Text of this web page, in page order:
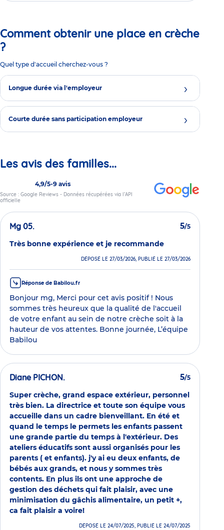
Comment obtenir une place en crèche
?
Quel type d'accueil cherchez-vous ?
Longue durée via l'employeur
Courte durée sans participation employeur
Les avis des familles...
4,9/5-9 avis
Source : Google Reviews - Données récupérées via l’API
officielle
Mg 05. 5/5
Très bonne expérience et je recommande
DÉPOSÉ LE 27/03/2026, PUBLIÉ LE 27/03/2026
Réponse de Babilou.fr
Bonjour mg, Merci pour cet avis positif ! Nous
sommes très heureux que la qualité de l'accueil
de votre enfant au sein de notre crèche soit à la
hauteur de vos attentes. Bonne journée, L’équipe
Babilou
Diane PICHON. 5/5
Super crèche, grand espace extérieur, personnel
très bien. La directrice et toute son équipe vous
accueille dans un cadre bienveillant. En été et
quand le temps le permets les enfants passent
une grande partie du temps à l'extérieur. Des
ateliers éducatifs sont aussi organisés pour les
parents ( et enfants). j'y ai eu deux enfants, de
bébés aux grands, et nous y sommes très
contents. En plus ils ont une approche de
gestion des déchets qui fait plaisir, avec une
minimisation du gâchis alimentaire, un petit +,
ca fait plaisir a voire!
DÉPOSÉ LE 24/07/2025, PUBLIÉ LE 24/07/2025